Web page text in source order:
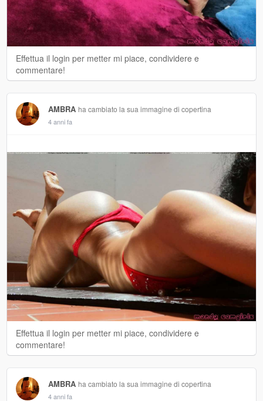
Effettua il login per metter mi piace, condividere e
commentare!
AMBRA ha cambiato la sua immagine di copertina
4 anni fa
Effettua il login per metter mi piace, condividere e
commentare!
AMBRA ha cambiato la sua immagine di copertina
4 anni fa